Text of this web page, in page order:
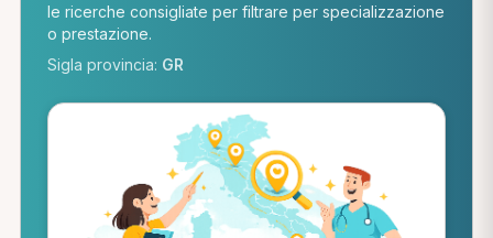
le ricerche consigliate per filtrare per specializzazione
o prestazione.
Sigla provincia: GR